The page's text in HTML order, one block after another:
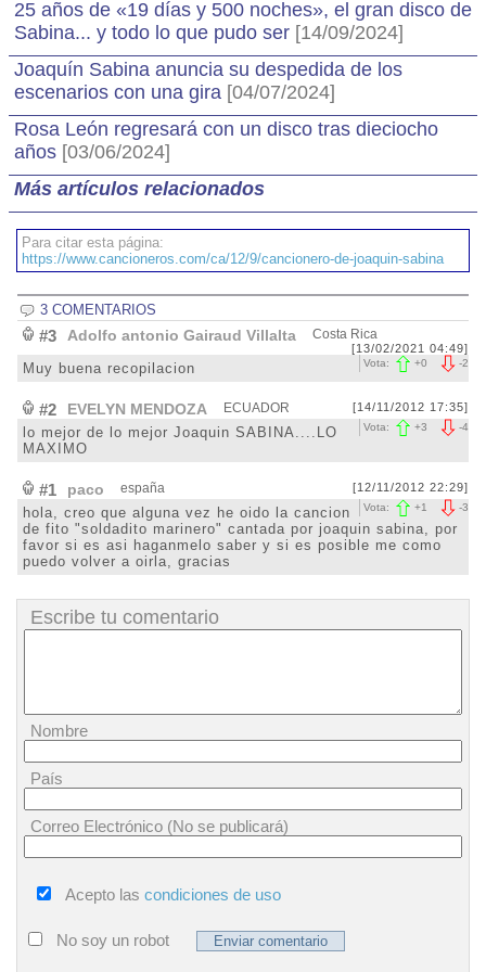
25 años de «19 días y 500 noches», el gran disco de
Sabina... y todo lo que pudo ser [14/09/2024]
Joaquín Sabina anuncia su despedida de los
escenarios con una gira [04/07/2024]
Rosa León regresará con un disco tras dieciocho
años [03/06/2024]
Más artículos relacionados
Para citar esta página:
https://www.cancioneros.com/ca/12/9/cancionero-de-joaquin-sabina
3 COMENTARIOS
#3 Adolfo antonio Gairaud Villalta Costa Rica
[13/02/2021 04:49]
-2
Vota: +0
Muy buena recopilacion
#2 EVELYN MENDOZA ECUADOR [14/11/2012 17:35]
-4
Vota: +3
lo mejor de lo mejor Joaquin SABINA....LO
MAXIMO
#1 paco españa [12/11/2012 22:29]
-3
Vota: +1
hola, creo que alguna vez he oido la cancion
de fito "soldadito marinero" cantada por joaquin sabina, por
favor si es asi haganmelo saber y si es posible me como
puedo volver a oirla, gracias
Escribe tu comentario
Nombre
País
Correo Electrónico (No se publicará)
Acepto las condiciones de uso
No soy un robot